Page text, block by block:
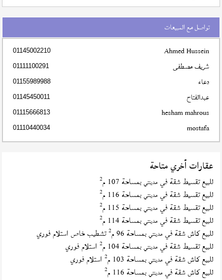
تواصل مع المبيعات
Ahmed Hussein
01145002210
شريف مصطفى 01111100291
دعاء 01155989988
عبدالفتاح 01145450011
hesham mahrous
01115666813
mostafa
01110440034
عقارات أخري متاحة
للبيع تقسيط شقة فيمدينتي بمساحة 107 م 2
للبيع تقسيط شقة فيمدينتي بمساحة 116 م 2
للبيع تقسيط شقة فيمدينتي بمساحة 115 م 2
للبيع تقسيط شقة فيمدينتي بمساحة 114 م 2
للبيع كاش شقة فيمدينتي بمساحة 96 م 2تشطيب خاص استلام فوري
للبيع تقسيط شقة فيمدينتي بمساحة 104 م 2 استلام فوري
للبيع كاش شقة فيمدينتي بمساحة 103 م 2 استلام فوري
للبيع كاش شقة فيمدينتي بمساحة 116 م 2